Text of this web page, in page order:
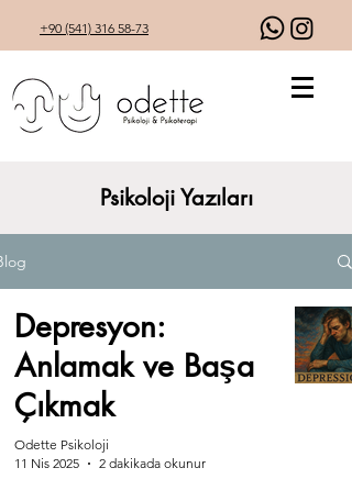
+90 (541) 316 58-73
Psikoloji Yazıları
Depresyon:
Anlamak ve Başa
Çıkmak
Odette Psikoloji
11 Nis 2025
2 dakikada okunur